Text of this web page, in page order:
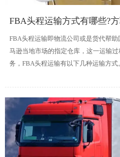
FBA头程运输方式有哪些?
FBA头程运输即物流公司或是货代帮
马逊当地市场的指定仓库，这一运输
务，FBA头程运输有以下几种运输方式